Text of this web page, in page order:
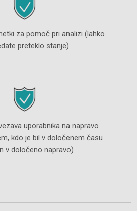
za pomoč pri analizi (lahko
preteklo stanje)
uporabnika na napravo
kdo je bil v določenem času
v določeno napravo)